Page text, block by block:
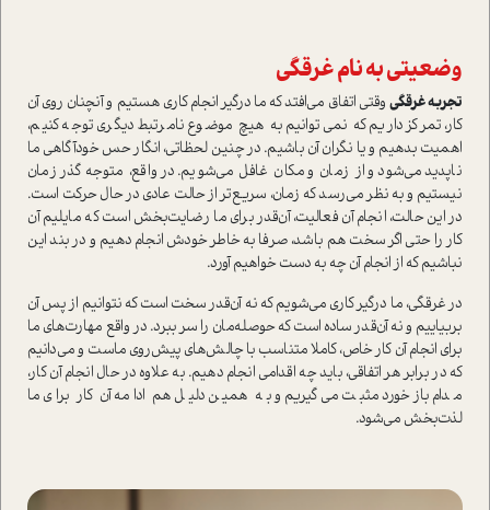
وضعیتی به نام غرقگی
تجربه غرقگی وقتی اتفاق می‌افتد که ما درگیر انجام کاری هستیم و آنچنان روی آن
کار، تمرکز داریم که نمی‌توانیم به هیچ موضوع نامرتبط دیگری توجه کنیم،
اهمیت بدهیم و یا نگران آن باشیم. در چنین لحظاتی، انگار حس خودآگاهی ما
ناپدید می‌شود و از زمان و مکان غافل می‌شویم. در واقع، متوجه گذر زمان
نیستیم و به نظر می‌رسد که زمان، سریع‌تر از حالت عادی در حال حرکت است.
در این حالت، انجام آن فعالیت، آن‌قدر برای ما رضایت‌بخش است که مایلیم آن
کار را حتی اگر سخت هم باشد، صرفا به خاطر خودش انجام دهیم و در بند این
نباشیم که از انجام آن چه به دست خواهیم آورد.
در غرقگی، ما درگیر کاری می‌شویم که نه آن‌قدر سخت است که نتوانیم از پس آن
بربیاییم و نه آن‌قدر ساده است که حوصله‌مان را سر ببرد. در واقع مهارت‌های ما
برای انجام آن کار خاص، کاملا متناسب با چالش‌های پیش‌روی ماست و می‌دانیم
که در برابر هر اتفاقی، باید چه اقدامی انجام دهیم. به علاوه در حال انجام آن کار،
مدام بازخورد مثبت می‌گیریم و به همین دلیل هم ادامه آن کار برای ما
لذت‌بخش می‌شود.